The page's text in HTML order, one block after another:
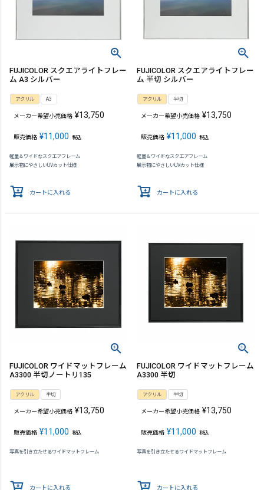
FUJICOLOR スクエアライトフレー
ム A3 シルバー
アクリル A3
メーカー希望小売価格 ¥13,750
販売価格 ¥11,000 税込
軽量＆ワイドなスクエアフレーム
展示物にやさしいUVカット仕様
カートに入れる
FUJICOLOR スクエアライトフレー
ム 半切 シルバー
アクリル 半切
メーカー希望小売価格 ¥13,750
販売価格 ¥11,000 税込
軽量＆ワイドなスクエアフレーム
展示物にやさしいUVカット仕様
カートに入れる
FUJICOLOR ワイドマットフレーム
A3300 半切ノートリ135
アクリル 半切
メーカー希望小売価格 ¥13,750
販売価格 ¥11,000 税込
写真を引き立たせるワイドマットフレーム
カートに入れる
FUJICOLOR ワイドマットフレーム
A3300 半切
アクリル 半切
メーカー希望小売価格 ¥13,750
販売価格 ¥11,000 税込
写真を引き立たせるワイドマットフレーム
カートに入れる